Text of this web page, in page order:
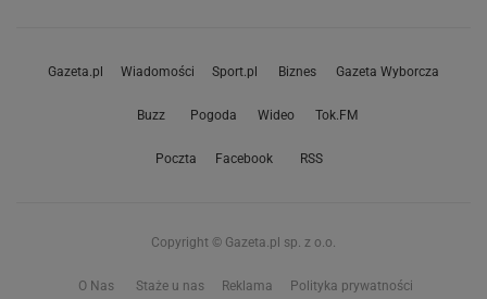
Gazeta.pl Wiadomości Sport.pl Biznes Gazeta Wyborcza
Buzz Pogoda Wideo Tok.FM
Poczta Facebook RSS
Copyright © Gazeta.pl sp. z o.o.
O Nas Staże u nas Reklama Polityka prywatności